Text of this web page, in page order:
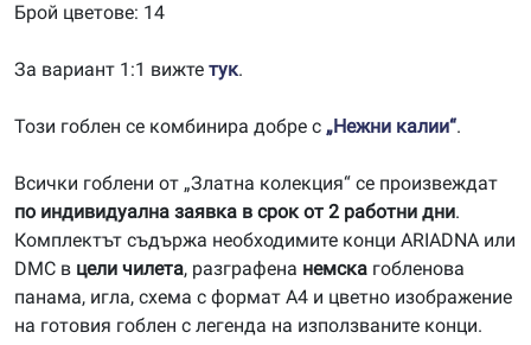
Брой цветове: 14
За вариант 1:1 вижте тук.
Този гоблен се комбинира добре с „Нежни калии“.
Всички гоблени от „Златна колекция“ се произвеждат
по индивидуална заявка в срок от 2 работни дни.
Комплектът съдържа необходимите конци ARIADNA или
DMC в цели чилета, разграфена немска гобленова
панама, игла, схема с формат А4 и цветно изображение
на готовия гоблен с легенда на използваните конци.